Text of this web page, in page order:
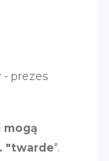
- prezes
mogą
"twarde".